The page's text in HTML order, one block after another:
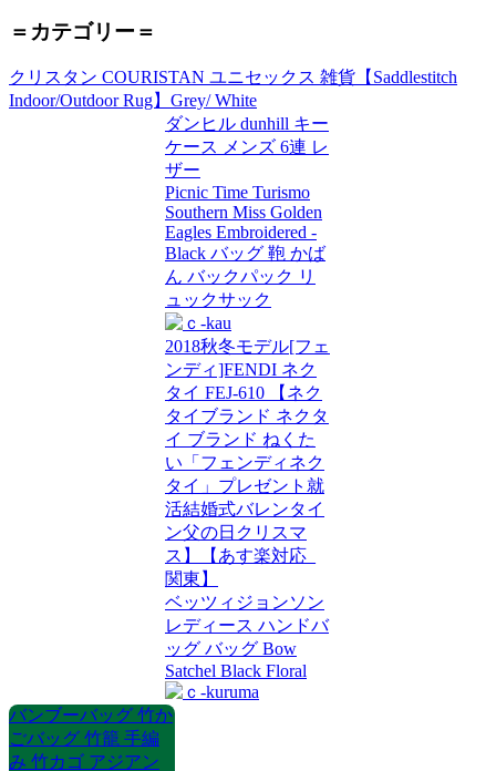
＝カテゴリー＝
クリスタン COURISTAN ユニセックス 雑貨【Saddlestitch
Indoor/Outdoor Rug】Grey/ White
ダンヒル dunhill キー
ケース メンズ 6連 レ
ザー
Picnic Time Turismo
Southern Miss Golden
Eagles Embroidered -
Black バッグ 鞄 かば
ん バックパック リ
ュックサック
2018秋冬モデル[フェ
ンディ]FENDI ネク
タイ FEJ-610 【ネク
タイブランド ネクタ
イ ブランド ねくた
い「フェンディネク
タイ」プレゼント就
活結婚式バレンタイ
ン父の日クリスマ
ス】【あす楽対応_
関東】
ベッツィジョンソン
レディース ハンドバ
ッグ バッグ Bow
Satchel Black Floral
バンブーバッグ 竹か
ごバッグ 竹籠 手編
み 竹カゴ アジアン